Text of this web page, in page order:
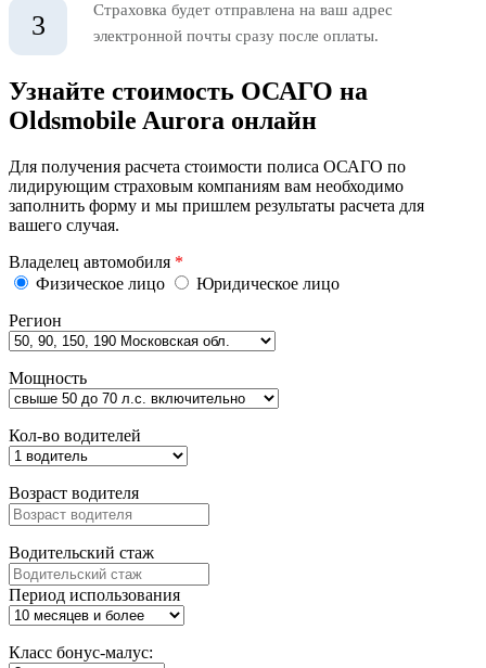
3
Страховка будет отправлена на ваш адрес
электронной почты сразу после оплаты.
Узнайте стоимость ОСАГО на
Oldsmobile Aurora онлайн
Для получения расчета стоимости полиса ОСАГО по
лидирующим страховым компаниям вам необходимо
заполнить форму и мы пришлем результаты расчета для
вашего случая.
Владелец автомобиля *
Физическое лицо
Юридическое лицо
Регион
Мощность
Кол-во водителей
Возраст водителя
Водительский стаж
Период использования
Класс бонус-малус: